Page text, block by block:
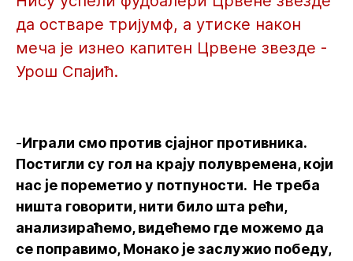
да остваре тријумф, а утиске након
меча је изнео капитен Црвене звезде -
Урош Спајић.
-Играли смо против сјајног противника.
Постигли су гол на крају полувремена, који
нас је пореметио у потпуности. Не треба
ништа говорити, нити било шта рећи,
анализираћемо, видећемо где можемо да
се поправимо, Монако је заслужио победу,